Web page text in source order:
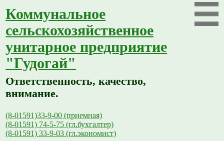
Коммунальное
сельскохозяйственное
унитарное предприятие
"Гудогай"
Ответственность, качество,
внимание.
(8-01591)33-9-00 (приемная)
(8-01591) 74-5-75 (гл.бухгалтер)
(8-01591) 33-9-03 (гл.экономист)